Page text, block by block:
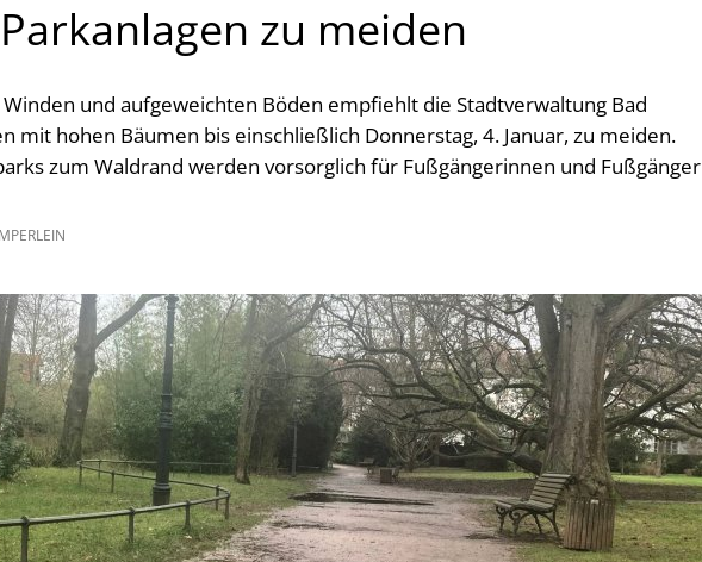
zu meiden
und aufgeweichten Böden empfiehlt die Stadtverwaltung Bad
mit hohen Bäumen bis einschließlich Donnerstag, 4. Januar, zu meiden.
zum Waldrand werden vorsorglich für Fußgängerinnen und Fußgänger